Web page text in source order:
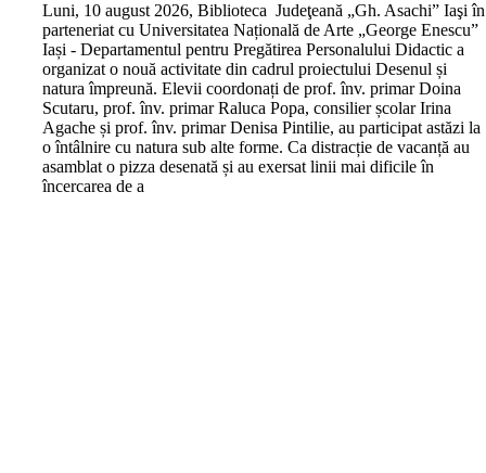
Luni, 10 august 2026, Biblioteca Judeţeană „Gh. Asachi” Iaşi în
parteneriat cu Universitatea Națională de Arte „George Enescu”
Iași - Departamentul pentru Pregătirea Personalului Didactic a
organizat o nouă activitate din cadrul proiectului Desenul și
natura împreună. Elevii coordonați de prof. înv. primar Doina
Scutaru, prof. înv. primar Raluca Popa, consilier școlar Irina
Agache și prof. înv. primar Denisa Pintilie, au participat astăzi la
o întâlnire cu natura sub alte forme. Ca distracție de vacanță au
asamblat o pizza desenată și au exersat linii mai dificile în
încercarea de a